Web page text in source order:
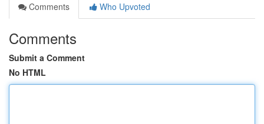
Comments
Who Upvoted
Comments
Submit a Comment
No HTML